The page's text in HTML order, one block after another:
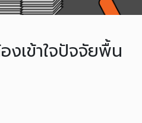
เข้าใจปัจจัยพื้น